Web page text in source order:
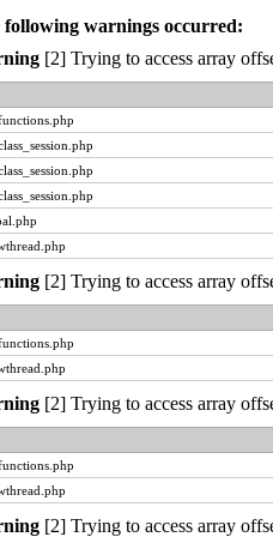
following warnings occurred:
[2] Trying to access array
[2] Trying to access array
[2] Trying to access array
[2] Trying to access array